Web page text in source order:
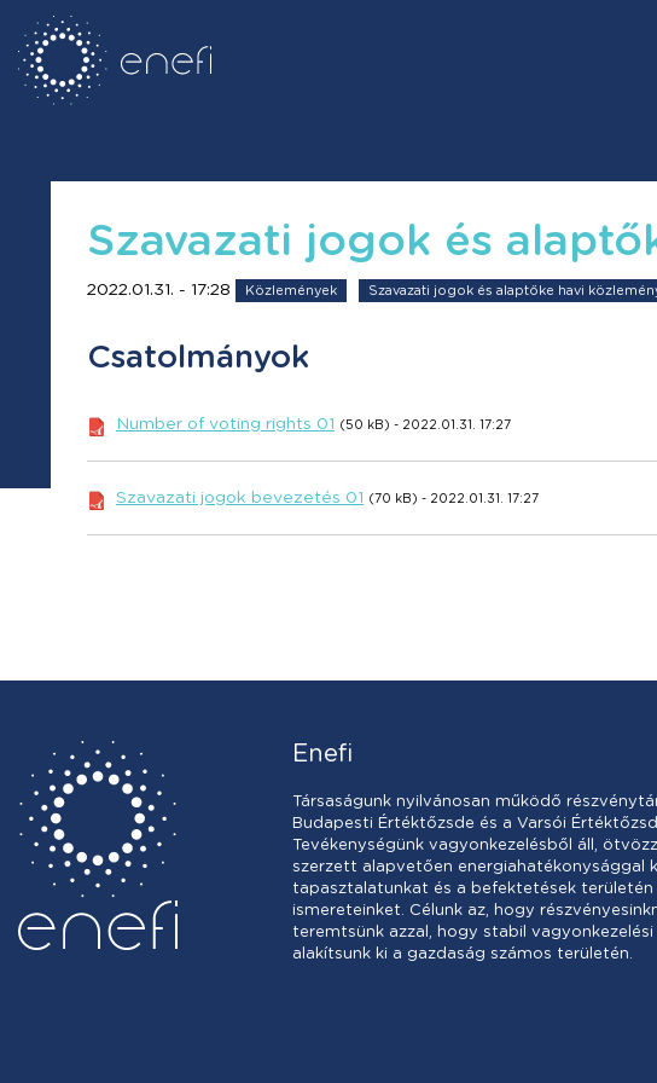
Szavazati jogok és
2022.01.31. - 17:28 Közlemények Szavazati jogok és alaptőke havi
Csatolmányok
Number of voting rights 01 (50 kB) - 2022.01.31. 17:27
Szavazati jogok bevezetés 01 (70 kB) - 2022.01.31. 17:27
Enefi
Társaságunk nyilvánosan működő
Budapesti Értéktőzsde és a Varsói
Tevékenységünk vagyonkezelésből áll,
szerzett alapvetően energiahatékonysággal
tapasztalatunkat és a befektetések területén
ismereteinket. Célunk az, hogy
teremtsünk azzal, hogy stabil
alakítsunk ki a gazdaság számos területén.